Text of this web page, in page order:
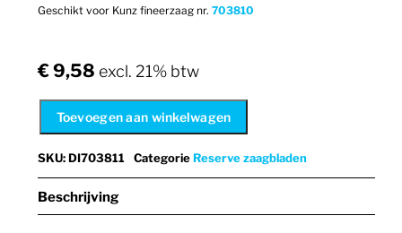
Geschikt voor Kunz fineerzaag nr.703810
€9,58 excl. 21% btw
Toevoegen aan winkelwagen
SKU:DI703811 CategorieReserve zaagbladen
Beschrijving